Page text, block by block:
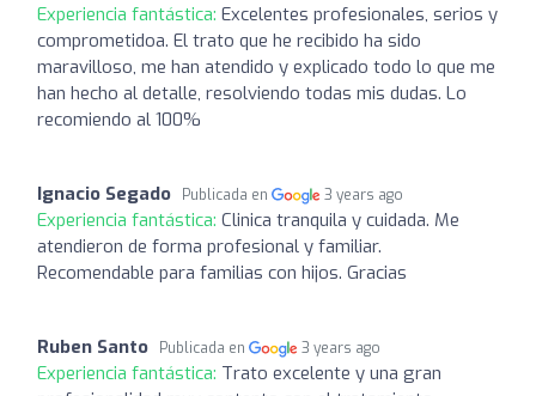
Experiencia fantástica: Excelentes profesionales, serios y
comprometidoa. El trato que he recibido ha sido
maravilloso, me han atendido y explicado todo lo que me
han hecho al detalle, resolviendo todas mis dudas. Lo
recomiendo al 100%
Ignacio Segado Publicada en 3 years ago
Experiencia fantástica: Clinica tranquila y cuidada. Me
atendieron de forma profesional y familiar.
Recomendable para familias con hijos. Gracias
Ruben Santo Publicada en 3 years ago
Experiencia fantástica: Trato excelente y una gran